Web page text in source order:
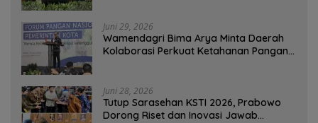
Juni 29, 2026
Wamendagri Bima Arya Minta Daerah
Kolaborasi Perkuat Ketahanan Pangan
Juni 28, 2026
Tutup Sarasehan KSTI 2026, Prabowo
Dorong Riset dan Inovasi Jawab